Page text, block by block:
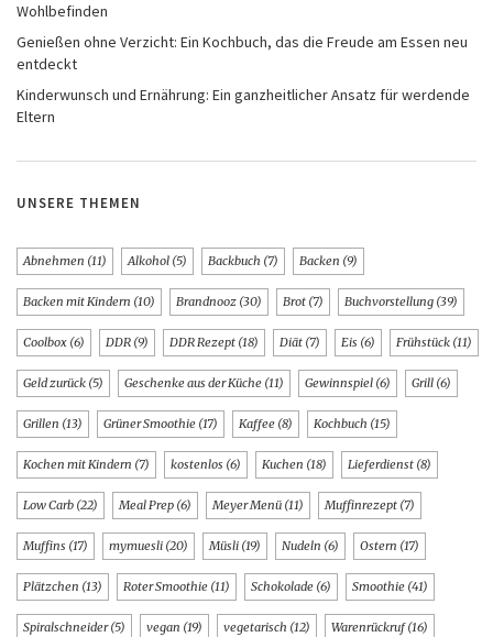
Wohlbefinden
Genießen ohne Verzicht: Ein Kochbuch, das die Freude am Essen neu
entdeckt
Kinderwunsch und Ernährung: Ein ganzheitlicher Ansatz für werdende
Eltern
UNSERE THEMEN
Abnehmen (11) Alkohol (5) Backbuch (7) Backen (9)
Backen mit Kindern (10) Brandnooz (30) Brot (7) Buchvorstellung (39)
Coolbox (6) DDR (9) DDR Rezept (18) Diät (7) Eis (6) Frühstück (11)
Geld zurück (5) Geschenke aus der Küche (11) Gewinnspiel (6) Grill (6)
Grillen (13) Grüner Smoothie (17) Kaffee (8) Kochbuch (15)
Kochen mit Kindern (7) kostenlos (6) Kuchen (18) Lieferdienst (8)
Low Carb (22) Meal Prep (6) Meyer Menü (11) Muffinrezept (7)
Muffins (17) mymuesli (20) Müsli (19) Nudeln (6) Ostern (17)
Plätzchen (13) Roter Smoothie (11) Schokolade (6) Smoothie (41)
Spiralschneider(5) vegan (19) vegetarisch (12) Warenrückruf(16)